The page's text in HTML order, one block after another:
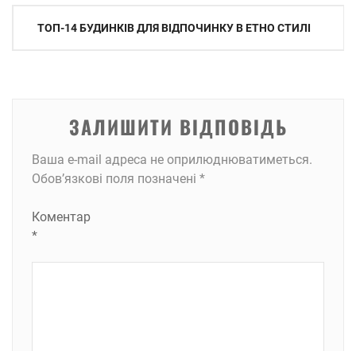
Навігація
ТОП-14 БУДИНКІВ ДЛЯ ВІДПОЧИНКУ В ЕТНО СТИЛІ
ЗАЛИШИТИ ВІДПОВІДЬ
Ваша e-mail адреса не оприлюднюватиметься.
Обов’язкові поля позначені *
Коментар
*